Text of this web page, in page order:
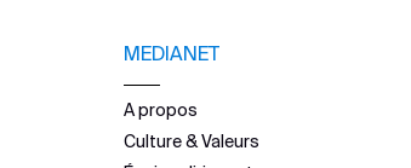
MEDIANET
A propos
Culture & Valeurs